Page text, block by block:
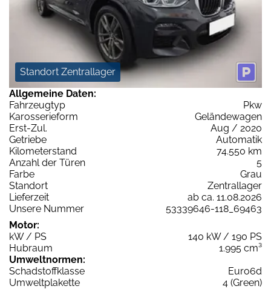
Standort Zentrallager
Allgemeine Daten:
Fahrzeugtyp
Pkw
Karosserieform
Geländewagen
Erst-Zul.
Aug / 2020
Getriebe
Automatik
Kilometerstand
74.550 km
Anzahl der Türen
5
Farbe
Grau
Standort
Zentrallager
Lieferzeit
ab ca. 11.08.2026
Unsere Nummer
53339646-118_69463
Motor:
kW / PS
140 kW / 190 PS
Hubraum
1.995 cm³
Umweltnormen:
Schadstoffklasse
Euro6d
Umweltplakette
4 (Green)